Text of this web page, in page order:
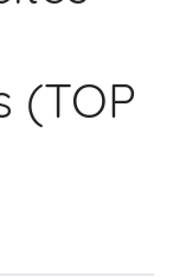
(TOP